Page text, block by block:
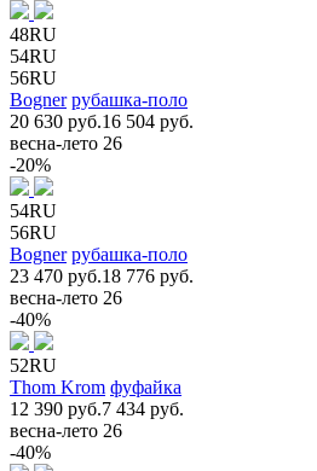
48RU
54RU
56RU
Bogner рубашка-поло
20 630 руб.16 504 руб.
весна-лето 26
-20%
54RU
56RU
Bogner рубашка-поло
23 470 руб.18 776 руб.
весна-лето 26
-40%
52RU
Thom Krom фуфайка
12 390 руб.7 434 руб.
весна-лето 26
-40%